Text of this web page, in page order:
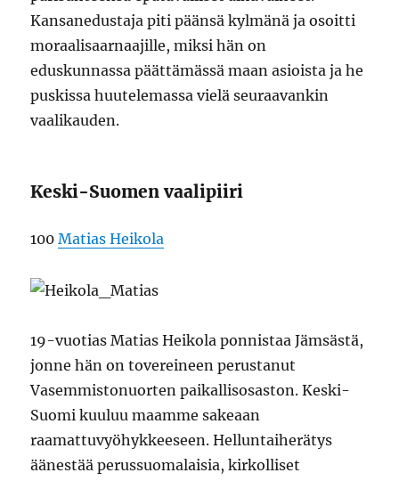
Kansanedustaja piti päänsä kylmänä ja osoitti
moraalisaarnaajille, miksi hän on
eduskunnassa päättämässä maan asioista ja he
puskissa huutelemassa vielä seuraavankin
vaalikauden.
Keski-Suomen vaalipiiri
100Matias Heikola
19-vuotias Matias Heikola ponnistaa Jämsästä,
jonne hän on tovereineen perustanut
Vasemmistonuorten paikallisosaston. Keski-
Suomi kuuluu maamme sakeaan
raamattuvyöhykkeeseen. Helluntaiherätys
äänestää perussuomalaisia, kirkolliset